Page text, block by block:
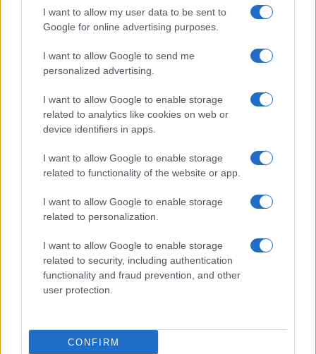
I want to allow my user data to be sent to
Google for online advertising purposes.
I want to allow Google to send me
personalized advertising.
I want to allow Google to enable storage
related to analytics like cookies on web or
device identifiers in apps.
I want to allow Google to enable storage
related to functionality of the website or app.
I want to allow Google to enable storage
related to personalization.
I want to allow Google to enable storage
related to security, including authentication
functionality and fraud prevention, and other
user protection.
CONFIRM
Continua a leggere
Costruire carriere con fondi UE: competenze digitali,
green e deep tech
Andrea Innocenti · 5 Ago 2026